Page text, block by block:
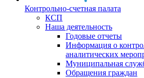
Контрольно-счетная палата
КСП
Наша деятельность
Годовые отчеты
Информация о
аналитических
Муниципальная
Обращения граждан